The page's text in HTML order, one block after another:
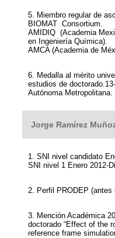
5. Miembro regular de
BIOMAT Consortium.
AMIDIQ (Academia
en Ingeniería Química).
AMCA (Academia de
6. Medalla al mérito
estudios de
Autónoma Metropolitana.
Jorge Ramírez
1. SNI nivel candidato
SNI nivel 1 Enero 2012-
2. Perfil PRODEP (antes
3. Mención Académica
doctorado “Effect of the
reference frame